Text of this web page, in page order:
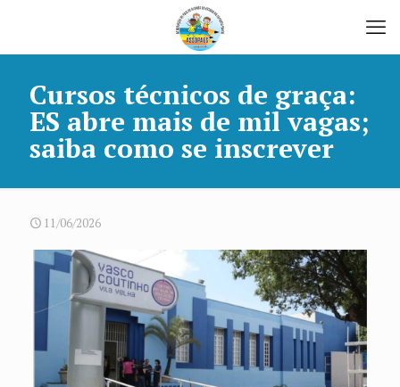
Cursos técnicos de graça:
ES abre mais de mil vagas;
saiba como se inscrever
11/06/2026